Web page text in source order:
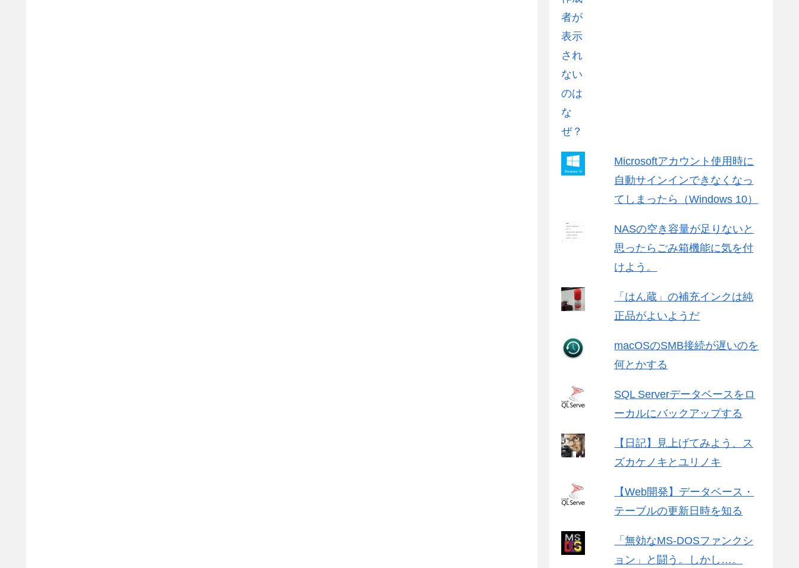
Microsoftアカウント使用時に
自動サインインできなくなっ
てしまったら（Windows 10）
NASの空き容量が足りないと
思ったらごみ箱機能に気を付
けよう。
「はん蔵」の補充インクは純
正品がよいようだ
macOSのSMB接続が遅いのを
何とかする
SQL Serverデータベースをロ
ーカルにバックアップする
【日記】見上げてみよう、ス
ズカケノキとユリノキ
【Web開発】データベース・
テーブルの更新日時を知る
「無効なMS-DOSファンクシ
ョン」と闘う。しかし…。